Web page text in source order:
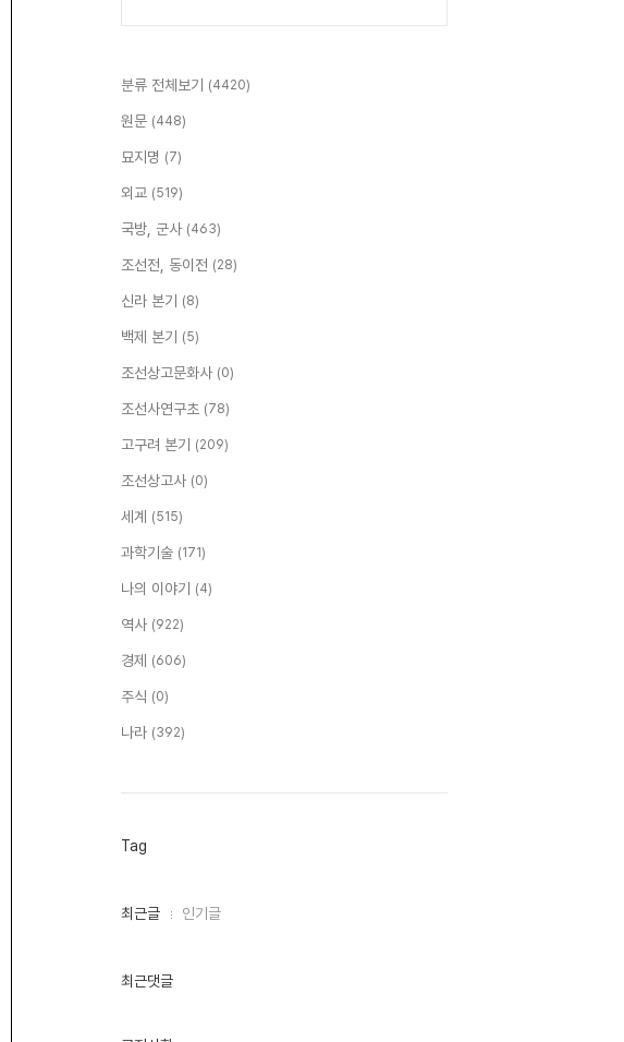
분류 전체보기 (4420)
원문 (448)
묘지명 (7)
외교 (519)
국방, 군사 (463)
조선전, 동이전 (28)
신라 본기 (8)
백제 본기 (5)
조선상고문화사 (0)
조선사연구초 (78)
고구려 본기 (209)
조선상고사 (0)
세계 (515)
과학기술 (171)
나의 이야기 (4)
역사 (922)
경제 (606)
주식 (0)
나라 (392)
Tag
최
인
최근글 인기글
최근댓글